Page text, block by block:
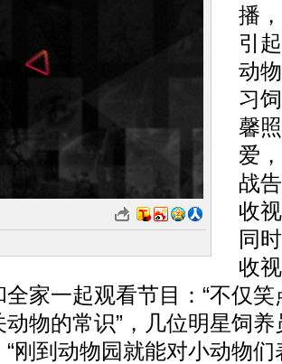
播
引
动
习
馨
爱
战
收
同
收
家一起观看节目：“不仅
物的常识”，几位明星饲
刚到动物园就能对小动物